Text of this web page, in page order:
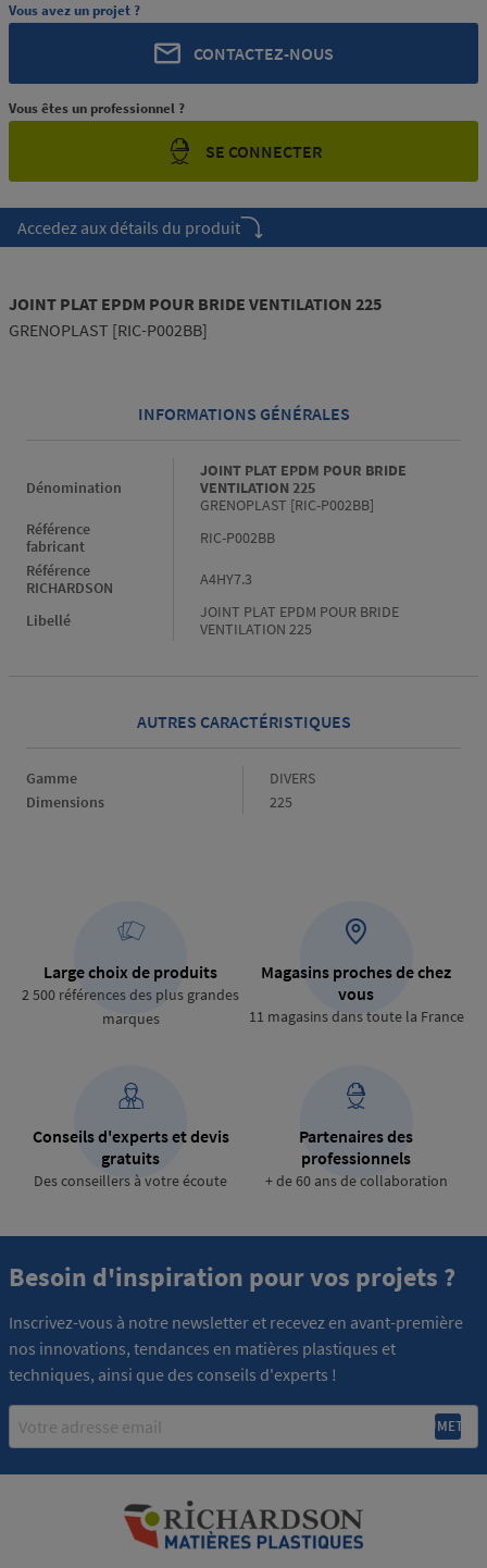
Vous avez un projet ?
CONTACTEZ-NOUS
Vous êtes un professionnel ?
SE CONNECTER
Accedez aux détails du produit
JOINT PLAT EPDM POUR BRIDE VENTILATION 225
GRENOPLAST [RIC-P002BB]
INFORMATIONS GÉNÉRALES
Dénomination
JOINT PLAT EPDM POUR BRIDE
VENTILATION 225
GRENOPLAST [RIC-P002BB]
Référence
fabricant
RIC-P002BB
Référence
RICHARDSON
A4HY7.3
Libellé
JOINT PLAT EPDM POUR BRIDE
VENTILATION 225
AUTRES CARACTÉRISTIQUES
Gamme Gamme
DIVERS
Dimensions
Dimensions
225
Large choix de produits
2 500 références des plus grandes
marques
Magasins proches de chez
vous
11 magasins dans toute la France
Conseils d'experts et devis
gratuits
Des conseillers à votre écoute
Partenaires des
professionnels
+ de 60 ans de collaboration
Besoin d'inspiration pour vos projets ?
Inscrivez-vous à notre newsletter et recevez en avant-première
nos innovations, tendances en matières plastiques et
techniques, ainsi que des conseils d'experts !